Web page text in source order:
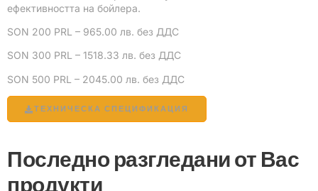
ефективността на бойлера.
SON 200 PRL – 965.00 лв. без ДДС
SON 300 PRL – 1518.33 лв. без ДДС
SON 500 PRL – 2045.00 лв. без ДДС
ТЕХНИЧЕСКА СПЕЦИФИКАЦИЯ
Последно разгледани от Вас
продукти